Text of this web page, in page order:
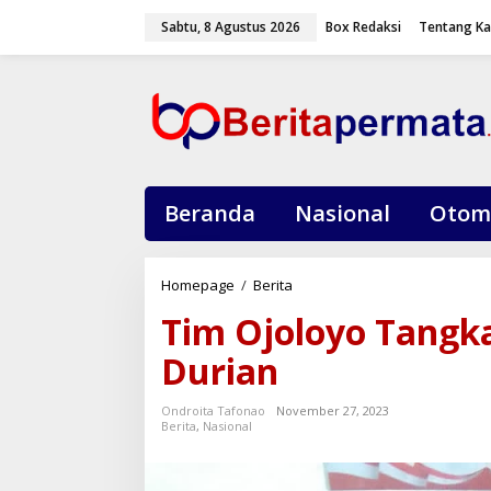
w
Sabtu, 8 Agustus 2026 Box Redaksi Tentang
Beranda Nasional
Homepage / Berita
m
O
l
Tim Ojoloyo
Durian
Ondroita Tafonao
November 27, 2023
Berita, Nasional